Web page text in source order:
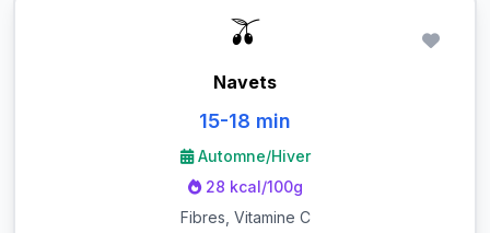
🫒
Navets
15-18 min
Automne/Hiver
28 kcal/100g
Fibres, Vitamine C